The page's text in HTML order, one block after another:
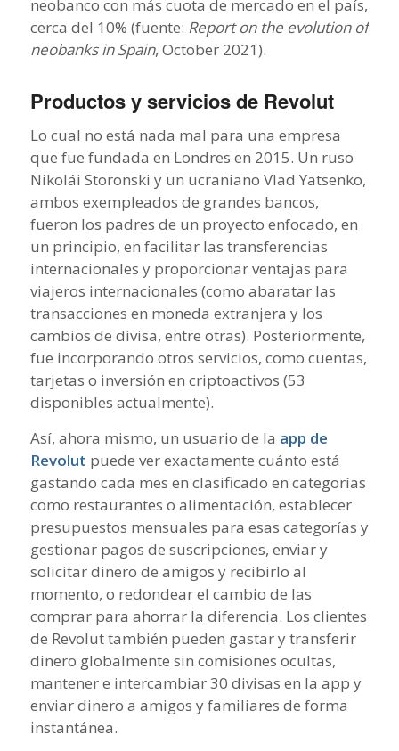
neobanco con más cuota de mercado en el país,
cerca del 10% (fuente: Report on the evolution of
neobanks in Spain, October 2021).
Productos y servicios de Revolut
Lo cual no está nada mal para una empresa
que fue fundada en Londres en 2015. Un ruso
Nikolái Storonski y un ucraniano Vlad Yatsenko,
ambos exempleados de grandes bancos,
fueron los padres de un proyecto enfocado, en
un principio, en facilitar las transferencias
internacionales y proporcionar ventajas para
viajeros internacionales (como abaratar las
transacciones en moneda extranjera y los
cambios de divisa, entre otras). Posteriormente,
fue incorporando otros servicios, como cuentas,
tarjetas o inversión en criptoactivos (53
disponibles actualmente).
Así, ahora mismo, un usuario de la app de
Revolut puede ver exactamente cuánto está
gastando cada mes en clasificado en categorías
como restaurantes o alimentación, establecer
presupuestos mensuales para esas categorías y
gestionar pagos de suscripciones, enviar y
solicitar dinero de amigos y recibirlo al
momento, o redondear el cambio de las
comprar para ahorrar la diferencia. Los clientes
de Revolut también pueden gastar y transferir
dinero globalmente sin comisiones ocultas,
mantener e intercambiar 30 divisas en la app y
enviar dinero a amigos y familiares de forma
instantánea.